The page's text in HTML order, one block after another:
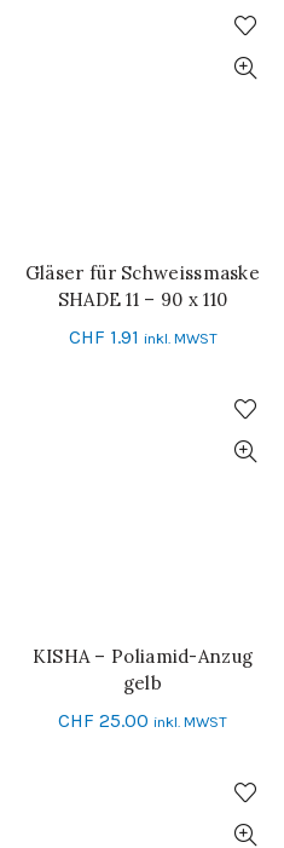
IN DEN WARENKORB
Gläser für Schweissmaske
SHADE 11 – 90 x 110
CHF 1.91 inkl. MWST
IN DEN WARENKORB
KISHA – Poliamid-Anzug
gelb
CHF 25.00 inkl. MWST